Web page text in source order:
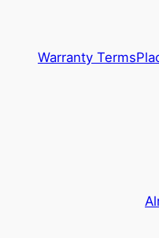
Warranty Terms